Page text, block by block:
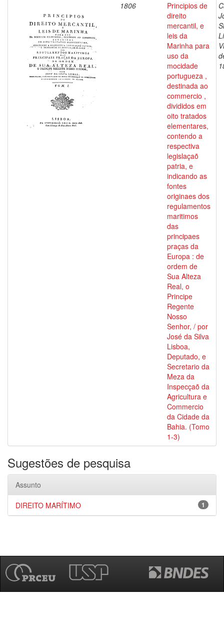
1806
Principios de
direito
mercantil, e
leis da
Marinha para
uso da
mocidade
portugueza ,
destinada ao
commercio ,
divididos em
oito tratados
elementares,
contendo a
respectiva
legislaçaõ
patria, e
indicando as
fontes
originaes dos
regulamentos
maritimos
das
principaes
praças da
Europa : de
ordem de
Sua Alteza
Real, o
Principe
Regente
Nosso
Senhor, / por
José da Silva
Lisboa,
Deputado, e
Secretario da
Meza da
Inspecçaõ da
Agricultura e
Commercio
da Cidade da
Bahia. (Tomo
1-3)
Sugestões de pesquisa
Assunto
1
DIREITO MARÍTIMO